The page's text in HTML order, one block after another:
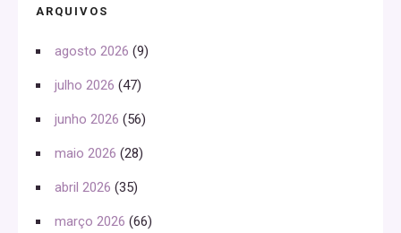
ARQUIVOS
agosto 2026 (9)
julho 2026 (47)
junho 2026 (56)
maio 2026 (28)
abril 2026 (35)
março 2026 (66)